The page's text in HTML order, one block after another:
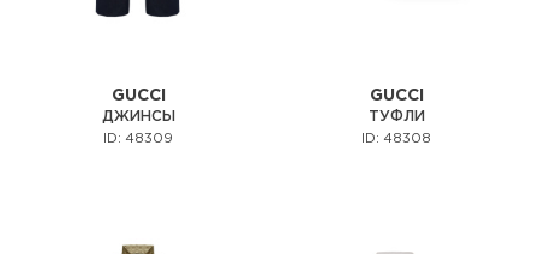
GUCCI
ДЖИНСЫ
ID: 48309
GUCCI
ТУФЛИ
ID: 48308